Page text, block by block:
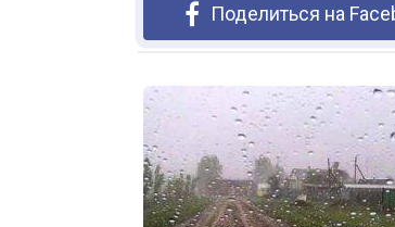
Поделиться на